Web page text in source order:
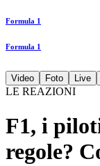
Formula 1
Formula 1
Video Foto Live
LE REAZIONI
F1, i
regole?